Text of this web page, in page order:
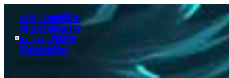
首页–英雄联盟竞
猜-2025英雄联盟
(LOL)S15预测冠
军赛赛事网站